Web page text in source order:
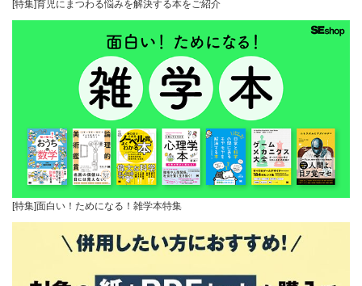
[特集]育児にまつわる悩みを解決する本をご紹介
[特集]面白い！ためになる！雑学本特集